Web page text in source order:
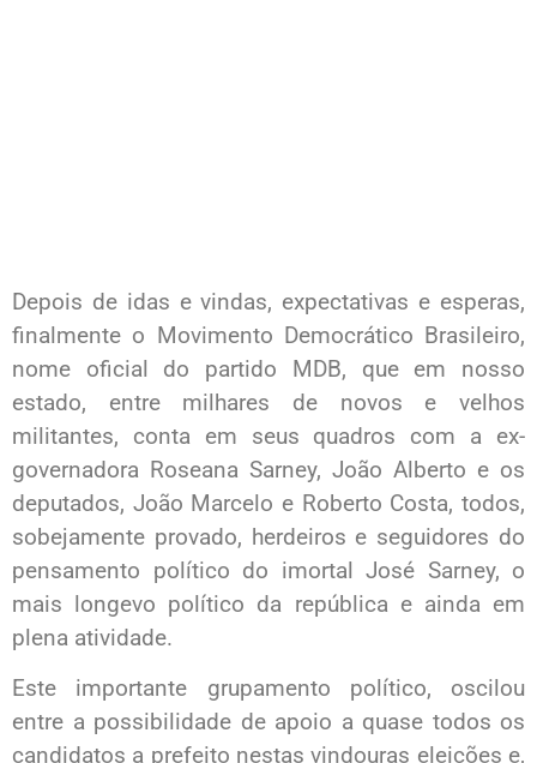
Depois de idas e vindas, expectativas e esperas,
finalmente o Movimento Democrático Brasileiro,
nome oficial do partido MDB, que em nosso
estado, entre milhares de novos e velhos
militantes, conta em seus quadros com a ex-
governadora Roseana Sarney, João Alberto e os
deputados, João Marcelo e Roberto Costa, todos,
sobejamente provado, herdeiros e seguidores do
pensamento político do imortal José Sarney, o
mais longevo político da república e ainda em
plena atividade.
Este importante grupamento político, oscilou
entre a possibilidade de apoio a quase todos os
candidatos a prefeito nestas vindouras eleições e,